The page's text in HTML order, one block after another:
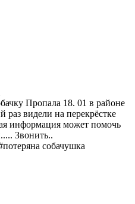
Пропала 18. 01 в районе
раз видели на перекрёстке
информация может помочь
Звонить..
собачушка